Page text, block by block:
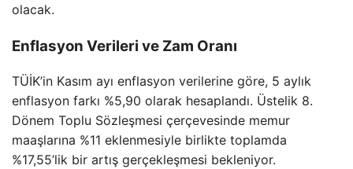
olacak.
Enflasyon Verileri ve Zam Oranı
TÜİK’in Kasım ayı enflasyon verilerine göre, 5 aylık
enflasyon farkı %5,90 olarak hesaplandı. Üstelik 8.
Dönem Toplu Sözleşmesi çerçevesinde memur
maaşlarına %11 eklenmesiyle birlikte toplamda
%17,55’lik bir artış gerçekleşmesi bekleniyor.